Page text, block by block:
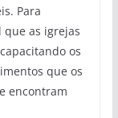
Para
as igrejas
os
que os
encontram